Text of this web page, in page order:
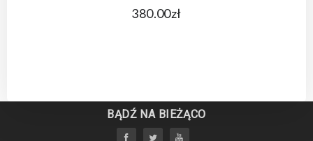
380.00zł
BĄDŹ NA BIEŻĄCO